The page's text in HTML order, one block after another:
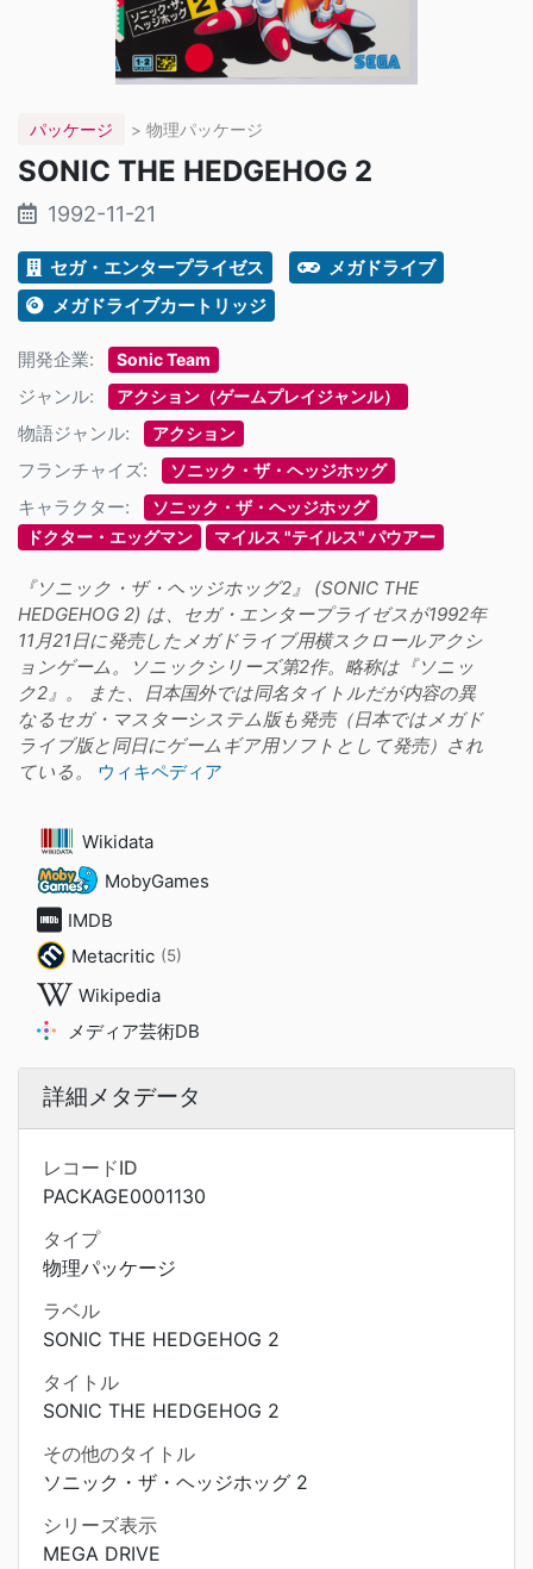
パッケージ > 物理パッケージ
SONIC THE HEDGEHOG 2
1992-11-21
セガ・エンタープライゼス
メガドライブ
メガドライブカートリッジ
開発企業: Sonic Team
ジャンル: アクション（ゲームプレイジャンル）
物語ジャンル: アクション
フランチャイズ: ソニック・ザ・ヘッジホッグ
キャラクター:
ソニック・ザ・ヘッジホッグ
ドクター・エッグマン
マイルス "テイルス" パウアー
『ソニック・ザ・ヘッジホッグ2』 (SONIC THE
HEDGEHOG 2) は、セガ・エンタープライゼスが1992年
11月21日に発売したメガドライブ用横スクロールアクシ
ョンゲーム。ソニックシリーズ第2作。略称は『ソニッ
ク2』。 また、日本国外では同名タイトルだが内容の異
なるセガ・マスターシステム版も発売（日本ではメガド
ライブ版と同日にゲームギア用ソフトとして発売）され
ている。
ウィキペディア
Wikidata
MobyGames
IMDB
Metacritic (5)
Wikipedia
メディア芸術DB
詳細メタデータ
レコードID
PACKAGE0001130
タイプ
物理パッケージ
ラベル
SONIC THE HEDGEHOG 2
タイトル
SONIC THE HEDGEHOG 2
その他のタイトル
ソニック・ザ・ヘッジホッグ 2
シリーズ表示
MEGA DRIVE